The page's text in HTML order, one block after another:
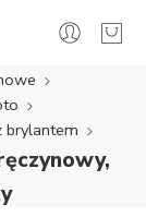
brylantem